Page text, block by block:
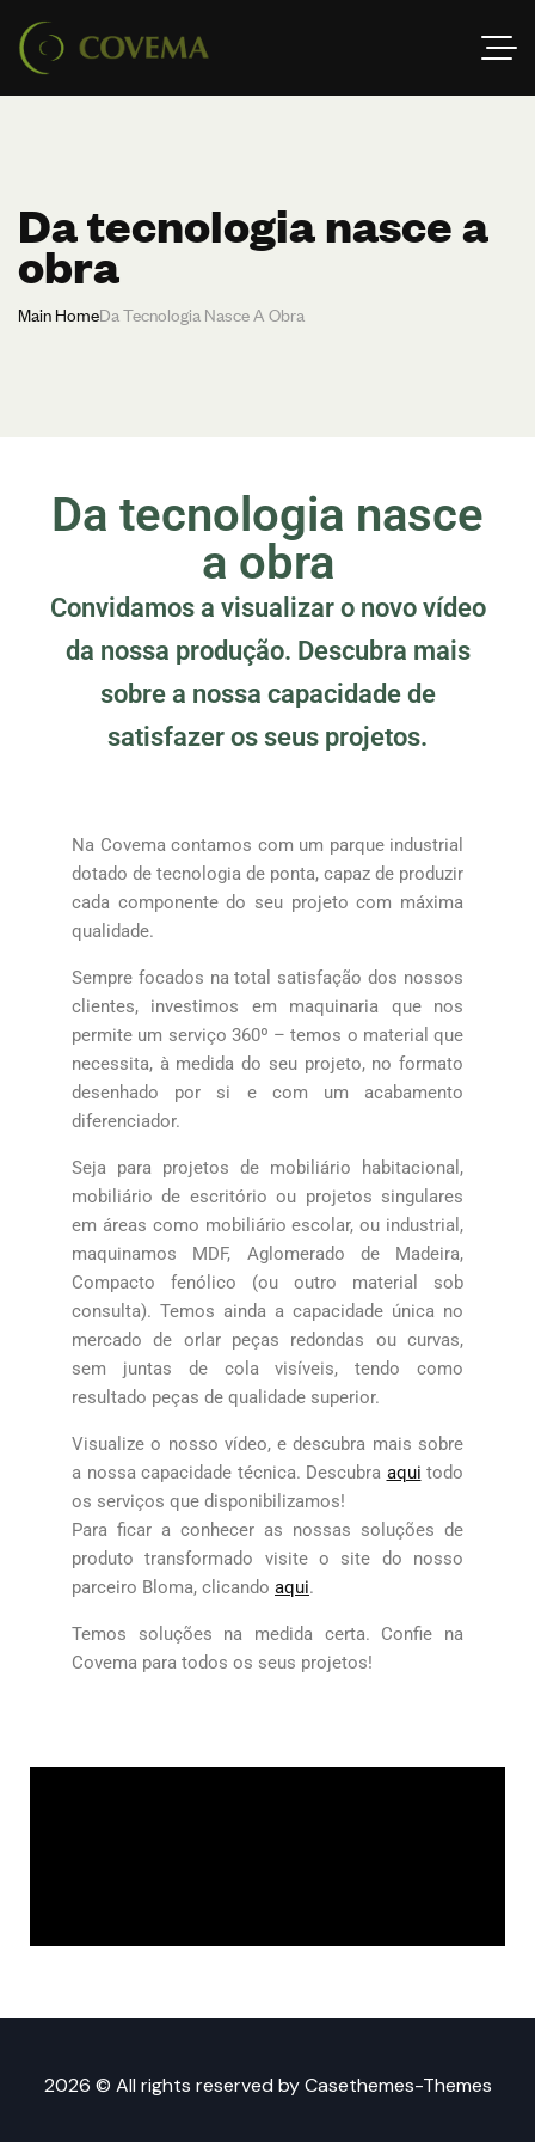
Da tecnologia nasce a
obra
Main HomeDa Tecnologia Nasce A Obra
Da tecnologia nasce
a obra
Convidamos a visualizar o novo vídeo
da nossa produção. Descubra mais
sobre a nossa capacidade de
satisfazer os seus projetos.
Na Covema contamos com um parque industrial
dotado de tecnologia de ponta, capaz de produzir
cada componente do seu projeto com máxima
qualidade.
Sempre focados na total satisfação dos nossos
clientes, investimos em maquinaria que nos
permite um serviço 360º – temos o material que
necessita, à medida do seu projeto, no formato
desenhado por si e com um acabamento
diferenciador.
Seja para projetos de mobiliário habitacional,
mobiliário de escritório ou projetos singulares
em áreas como mobiliário escolar, ou industrial,
maquinamos MDF, Aglomerado de Madeira,
Compacto fenólico (ou outro material sob
consulta). Temos ainda a capacidade única no
mercado de orlar peças redondas ou curvas,
sem juntas de cola visíveis, tendo como
resultado peças de qualidade superior.
Visualize o nosso vídeo, e descubra mais sobre
a nossa capacidade técnica. Descubra aqui todo
os serviços que disponibilizamos!
Para ficar a conhecer as nossas soluções de
produto transformado visite o site do nosso
parceiro Bloma, clicando aqui.
Temos soluções na medida certa. Confie na
Covema para todos os seus projetos!
2026 © All rights reserved byCasethemes-Themes